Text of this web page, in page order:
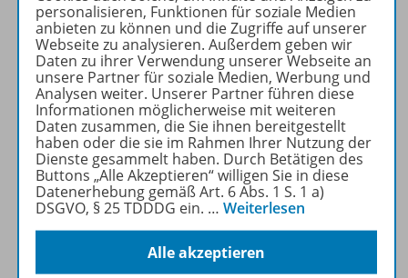
Die Zeitschrift erscheint als
Print- und als digitale Version.
Beiträge und Materialien
können im Online-Archiv von
MATHEMATIK DIFFERENZIERT
kostenlos recherchiert und
heruntergeladen werden (nur
für Privatpersonen).
Jetzt kostengünstig
Probelesen oder gleich zum
Vorteilspreis abonnieren!
personalisieren, Funktionen für soziale Medien
anbieten zu können und die Zugriffe auf unserer
Webseite zu analysieren. Außerdem geben wir
Daten zu ihrer Verwendung unserer Webseite an
unsere Partner für soziale Medien, Werbung und
Analysen weiter. Unserer Partner führen diese
Informationen möglicherweise mit weiteren
Daten zusammen, die Sie ihnen bereitgestellt
haben oder die sie im Rahmen Ihrer Nutzung der
Dienste gesammelt haben. Durch Betätigen des
Buttons „Alle Akzeptieren“ willigen Sie in diese
Datenerhebung gemäß Art. 6 Abs. 1 S. 1 a)
DSGVO, § 25 TDDDG ein. … Weiterlesen
Alle akzeptieren